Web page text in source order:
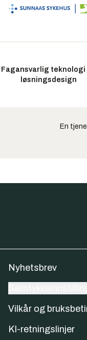
Fagansvarlig teknologi
løsningsdesign
En
Nyhetsbrev
Vilkår og
KI-retningslinjer